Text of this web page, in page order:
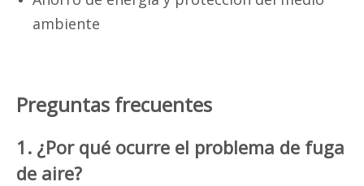
ambiente
Preguntas frecuentes
1. ¿Por qué ocurre el problema de fuga
de aire?